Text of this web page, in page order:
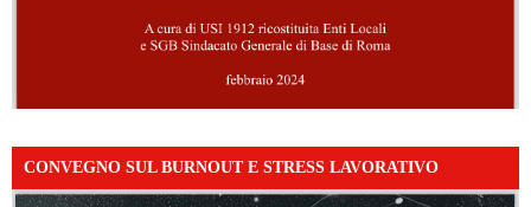
CONVEGNO SUL BURNOUT E STRESS LAVORATIVO